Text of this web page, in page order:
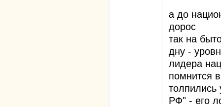
а до
дорос
так на
дну -
лидера
помнится
РФ" - его